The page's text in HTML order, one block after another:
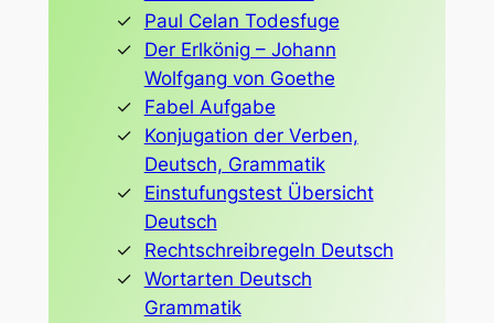
Paul Celan Todesfuge
Der Erlkönig – Johann
Wolfgang von Goethe
Fabel Aufgabe
Konjugation der Verben,
Deutsch, Grammatik
Einstufungstest Übersicht
Deutsch
Rechtschreibregeln Deutsch
Wortarten Deutsch
Grammatik